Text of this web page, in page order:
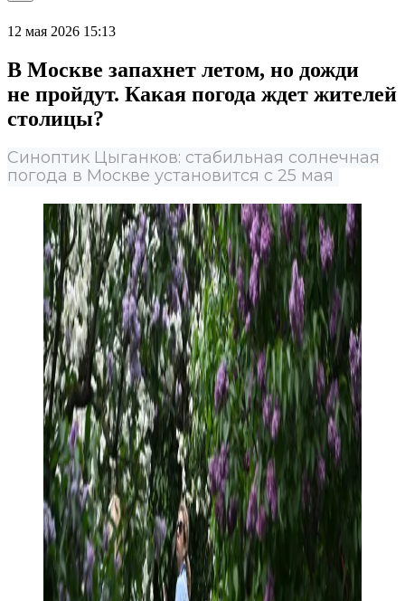
12 мая 2026 15:13
В Москве запахнет летом, но дожди
не пройдут. Какая погода ждет жителей
столицы?
Синоптик Цыганков: стабильная солнечная
погода в Москве установится с 25 мая